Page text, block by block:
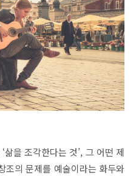
을 조각한다는 것’, 그 어떤 제
조의 문제를 예술이라는 화두와